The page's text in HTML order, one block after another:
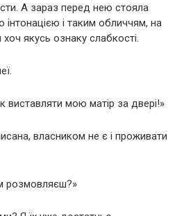
А зараз перед нею стояла
і таким обличчям, на
якусь ознаку слабкості.
мою матір за двері!»
власником не є і проживати
розмовляєш?»